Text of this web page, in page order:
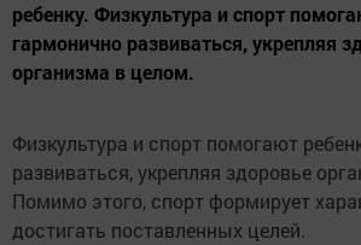
ребенку. Физкультура и спорт
гармонично развиваться, укрепляя
организма в целом.
Физкультура и спорт помогают
развиваться, укрепляя здоровье
Помимо этого, спорт формирует
достигать поставленных целей.